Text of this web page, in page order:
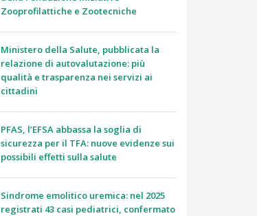
Zooprofilattiche e Zootecniche
Ministero della Salute, pubblicata la
relazione di autovalutazione: più
qualità e trasparenza nei servizi ai
cittadini
PFAS, l’EFSA abbassa la soglia di
sicurezza per il TFA: nuove evidenze sui
possibili effetti sulla salute
Sindrome emolitico uremica: nel 2025
registrati 43 casi pediatrici, confermato